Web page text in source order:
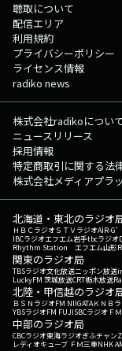
聴取について
配信エリア
利用規約
プライバシーポリシー
ライセンス情報
radiko news
株式会社radikoについ
ニュースリリース
採用情報
特定商取引に関する法
株式会社メディアプラ
北海道・東北のラジオ
ＨＢＣラジオＳＴＶラジオAIR-G'
IBCラジオエフエム岩手tbcラジオ
Rhythm Station エフエム山形
関東のラジオ局
TBSラジオ文化放送ニッポン放送
LuckyFM 茨城放送CRT栃木放送
北陸・甲信越のラジオ
ＢＳＮラジオFM NIIGATAＫＮＢ
YBSラジオFM FUJISBCラジオ Ｆ
中部のラジオ局
CBCラジオ東海ラジオぎふチャン
レディオキューブ ＦＭ三重NHK